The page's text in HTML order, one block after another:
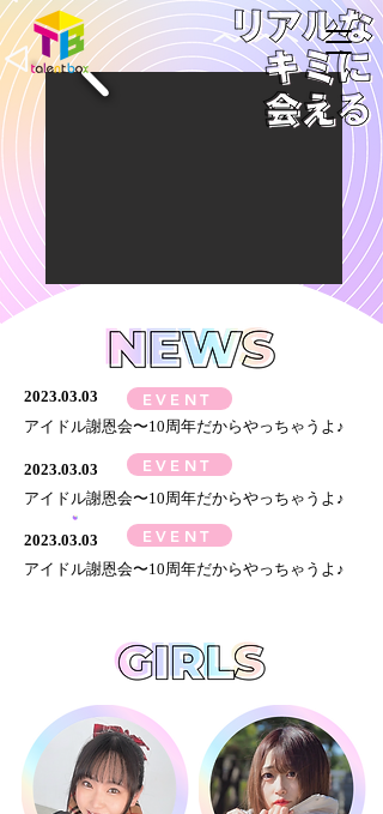
2023.03.03 EVENT
​アイドル謝恩会〜10周年だからやっちゃうよ♪
2023.03.03 EVENT
​アイドル謝恩会〜10周年だからやっちゃうよ♪
2023.03.03 EVENT
​アイドル謝恩会〜10周年だからやっちゃうよ♪